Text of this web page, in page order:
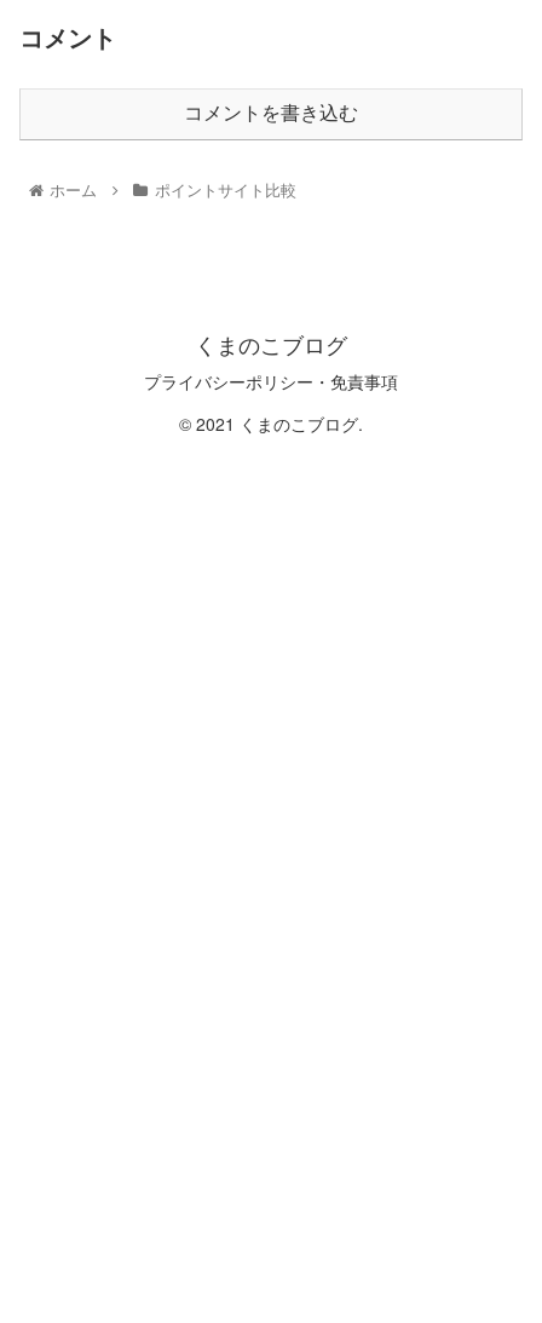
コメント
コメントを書き込む
ホーム ポイントサイト比較
くまのこブログ
プライバシーポリシー・免責事項
© 2021 くまのこブログ.